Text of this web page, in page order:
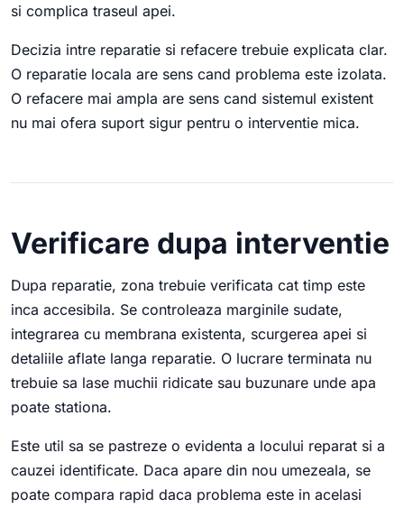
si complica traseul apei.
Decizia intre reparatie si refacere trebuie explicata clar.
O reparatie locala are sens cand problema este izolata.
O refacere mai ampla are sens cand sistemul existent
nu mai ofera suport sigur pentru o interventie mica.
Verificare dupa interventie
Dupa reparatie, zona trebuie verificata cat timp este
inca accesibila. Se controleaza marginile sudate,
integrarea cu membrana existenta, scurgerea apei si
detaliile aflate langa reparatie. O lucrare terminata nu
trebuie sa lase muchii ridicate sau buzunare unde apa
poate stationa.
Este util sa se pastreze o evidenta a locului reparat si a
cauzei identificate. Daca apare din nou umezeala, se
poate compara rapid daca problema este in acelasi